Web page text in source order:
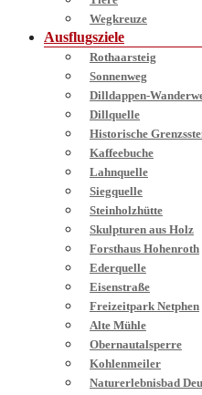
Wegkreuze
Ausflugsziele
Rothaarsteig
Sonnenweg
Dilldappen-
Dillquelle
Historische
Kaffeebuche
Lahnquelle
Siegquelle
Steinholzhütte
Skulpturen aus Holz
Forsthaus Hohenroth
Ederquelle
Eisenstraße
Freizeitpark Netphen
Alte Mühle
Obernautalsperre
Kohlenmeiler
Naturerlebnisbad